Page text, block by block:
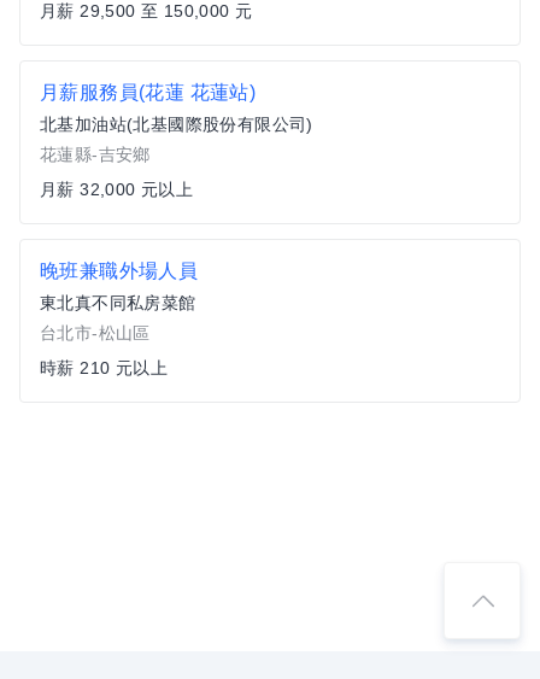
月薪 29,500 至 150,000 元
月薪服務員(花蓮 花蓮站)
北基加油站(北基國際股份有限公司)
花蓮縣-吉安鄉
月薪 32,000 元以上
晚班兼職外場人員
東北真不同私房菜館
台北市-松山區
時薪 210 元以上